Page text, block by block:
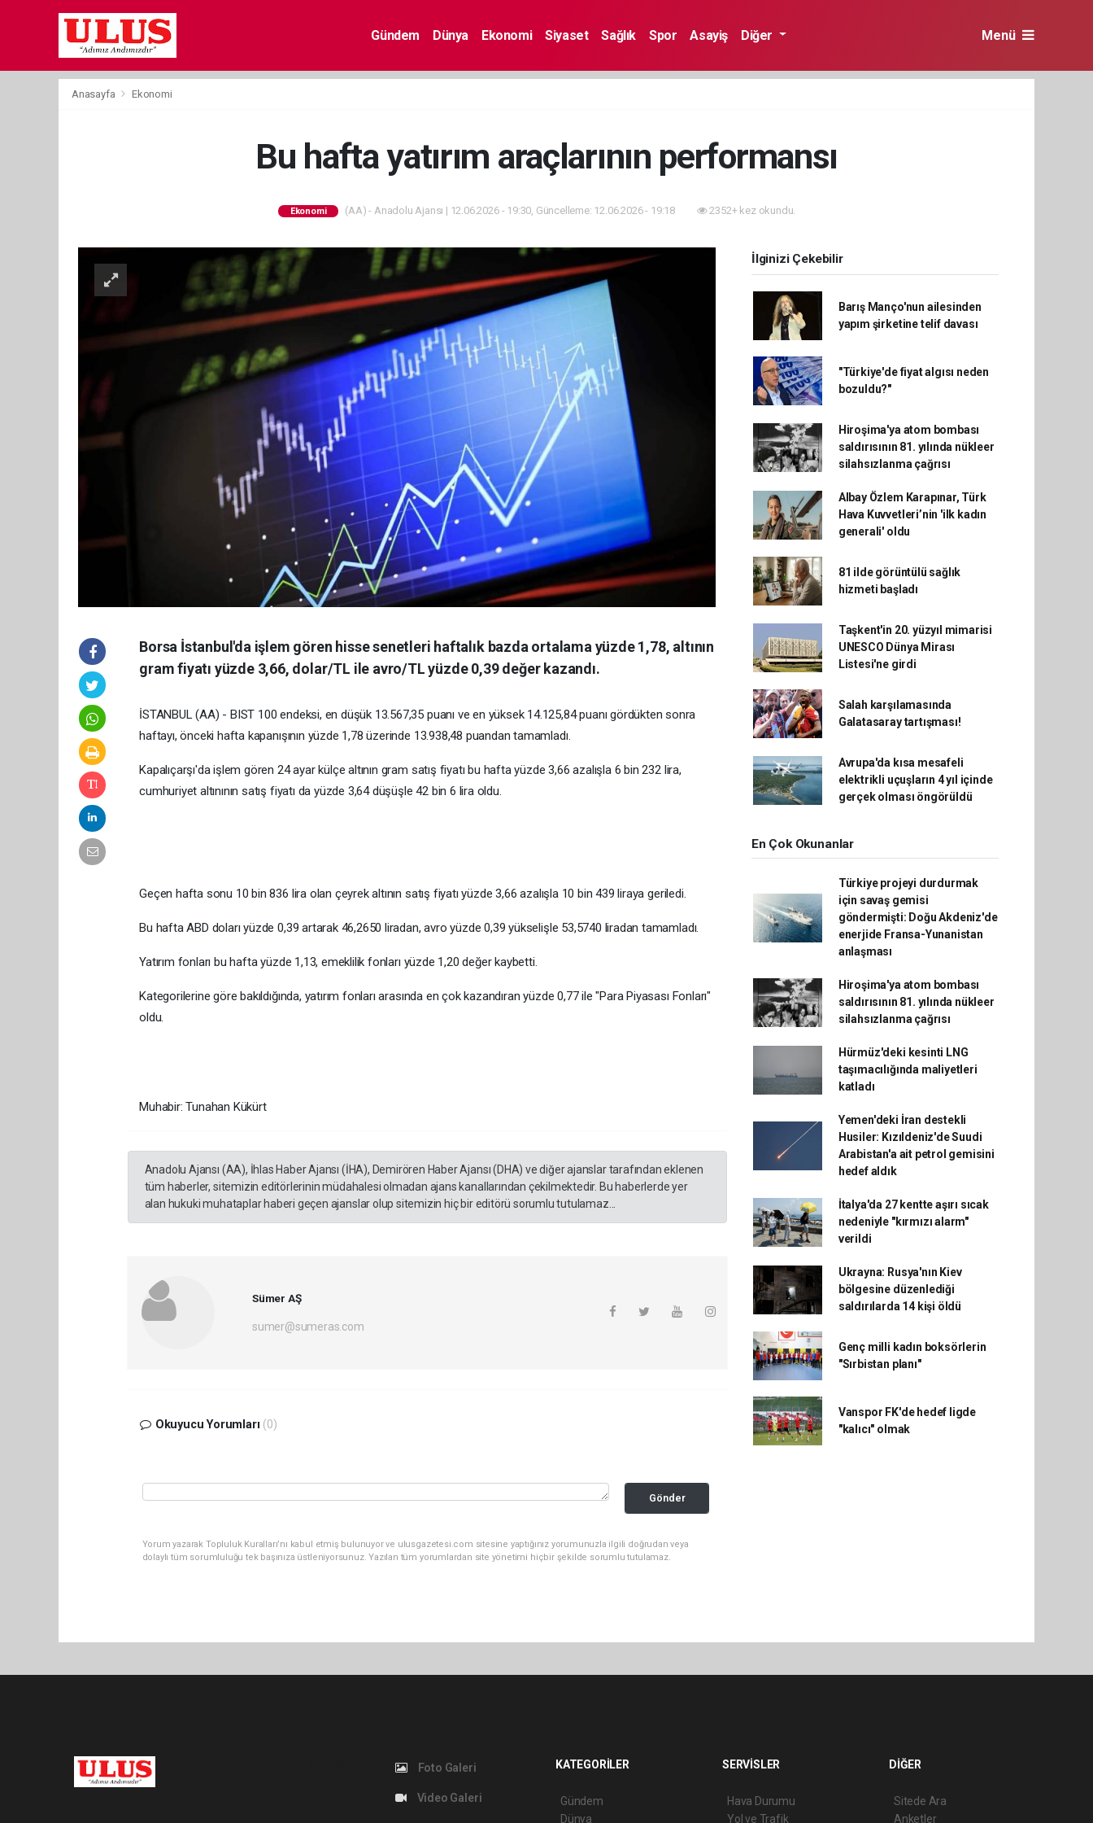
Gündem Dünya Ekonomi Siyaset Sağlık Spor Asayiş Diğer Menü
Anasayfa Ekonomi
Bu hafta yatırım araçlarının performansı
Ekonomi (AA) - Anadolu Ajansı | 12.06.2026 - 19:30, Güncelleme: 12.06.2026 - 19:18 2352+ kez okundu.
Borsa İstanbul'da işlem gören hisse senetleri haftalık bazda ortalama yüzde 1,78, altının
gram fiyatı yüzde 3,66, dolar/TL ile avro/TL yüzde 0,39 değer kazandı.
İSTANBUL (AA) - BIST 100 endeksi, en düşük 13.567,35 puanı ve en yüksek 14.125,84 puanı gördükten sonra
haftayı, önceki hafta kapanışının yüzde 1,78 üzerinde 13.938,48 puandan tamamladı.
Kapalıçarşı'da işlem gören 24 ayar külçe altının gram satış fiyatı bu hafta yüzde 3,66 azalışla 6 bin 232 lira,
cumhuriyet altınının satış fiyatı da yüzde 3,64 düşüşle 42 bin 6 lira oldu.
Geçen hafta sonu 10 bin 836 lira olan çeyrek altının satış fiyatı yüzde 3,66 azalışla 10 bin 439 liraya geriledi.
Bu hafta ABD doları yüzde 0,39 artarak 46,2650 liradan, avro yüzde 0,39 yükselişle 53,5740 liradan tamamladı.
Yatırım fonları bu hafta yüzde 1,13, emeklilik fonları yüzde 1,20 değer kaybetti.
Kategorilerine göre bakıldığında, yatırım fonları arasında en çok kazandıran yüzde 0,77 ile "Para Piyasası Fonları"
oldu.
Muhabir: Tunahan Kükürt
Anadolu Ajansı (AA), İhlas Haber Ajansı (İHA), Demirören Haber Ajansı (DHA) ve diğer ajanslar tarafından eklenen
tüm haberler, sitemizin editörlerinin müdahalesi olmadan ajans kanallarından çekilmektedir. Bu haberlerde yer
alan hukuki muhataplar haberi geçen ajanslar olup sitemizin hiç bir editörü sorumlu tutulamaz...
Sümer AŞ
sumer@sumeras.com
Okuyucu Yorumları (0)
Gönder
Yorum yazarak Topluluk Kuralları’nı kabul etmiş bulunuyor ve ulusgazetesi.com sitesine yaptığınız yorumunuzla ilgili doğrudan veya
dolaylı tüm sorumluluğu tek başınıza üstleniyorsunuz. Yazılan tüm yorumlardan site yönetimi hiçbir şekilde sorumlu tutulamaz.
İlginizi Çekebilir
Barış Manço'nun ailesinden
yapım şirketine telif davası
"Türkiye'de fiyat algısı neden
bozuldu?"
Hiroşima'ya atom bombası
saldırısının 81. yılında nükleer
silahsızlanma çağrısı
Albay Özlem Karapınar, Türk
Hava Kuvvetleri’nin 'ilk kadın
generali' oldu
81 ilde görüntülü sağlık
hizmeti başladı
Taşkent'in 20. yüzyıl mimarisi
UNESCO Dünya Mirası
Listesi'ne girdi
Salah karşılamasında
Galatasaray tartışması!
Avrupa'da kısa mesafeli
elektrikli uçuşların 4 yıl içinde
gerçek olması öngörüldü
En Çok Okunanlar
Türkiye projeyi durdurmak
için savaş gemisi
göndermişti: Doğu Akdeniz'de
enerjide Fransa-Yunanistan
anlaşması
Hiroşima'ya atom bombası
saldırısının 81. yılında nükleer
silahsızlanma çağrısı
Hürmüz'deki kesinti LNG
taşımacılığında maliyetleri
katladı
Yemen'deki İran destekli
Husiler: Kızıldeniz'de Suudi
Arabistan'a ait petrol gemisini
hedef aldık
İtalya'da 27 kentte aşırı sıcak
nedeniyle "kırmızı alarm"
verildi
Ukrayna: Rusya'nın Kiev
bölgesine düzenlediği
saldırılarda 14 kişi öldü
Genç milli kadın boksörlerin
"Sırbistan planı"
Vanspor FK'de hedef ligde
"kalıcı" olmak
Foto Galeri
Video Galeri
KATEGORİLER
Gündem
Dünya
SERVİSLER
Hava Durumu
Yol ve Trafik
DİĞER
Sitede Ara
Anketler